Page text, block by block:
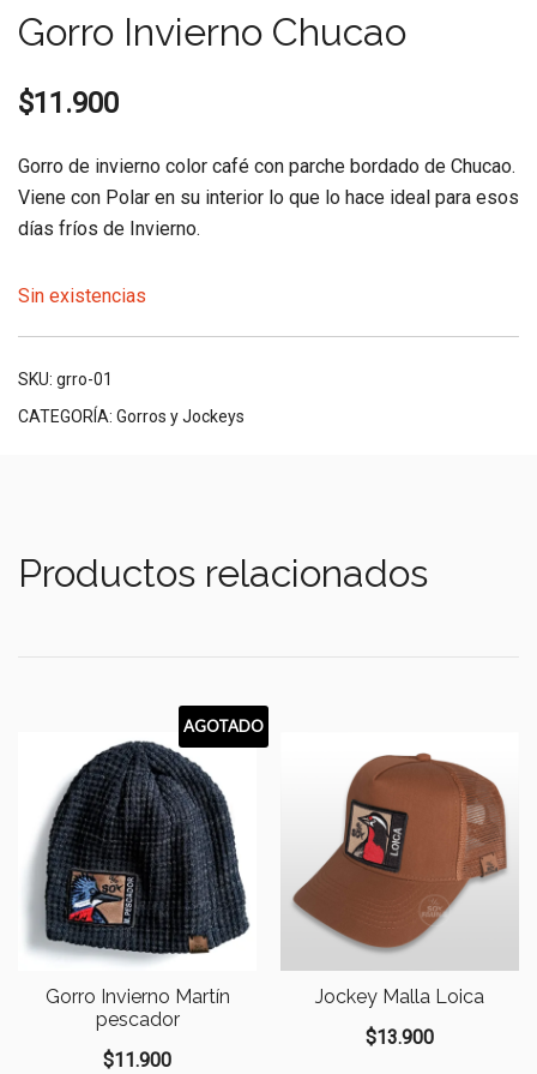
Gorro Invierno Chucao
$11.900
Gorro de invierno color café con parche bordado de Chucao.
Viene con Polar en su interior lo que lo hace ideal para esos
días fríos de Invierno.
Sin existencias
SKU: grro-01
CATEGORÍA: Gorros y Jockeys
Productos relacionados
AGOTADO
Gorro Invierno Martín
pescador
$11.900
Jockey Malla Loica
$13.900